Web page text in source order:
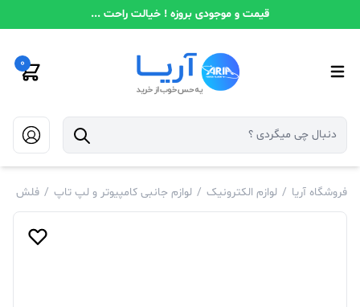
قیمت و موجودی بروزه ! خیالت راحت ...
0
فروشگاه آریا / لوازم الکترونیک / لوازم جانبی کامپیوتر و لپ تاپ / فلش و